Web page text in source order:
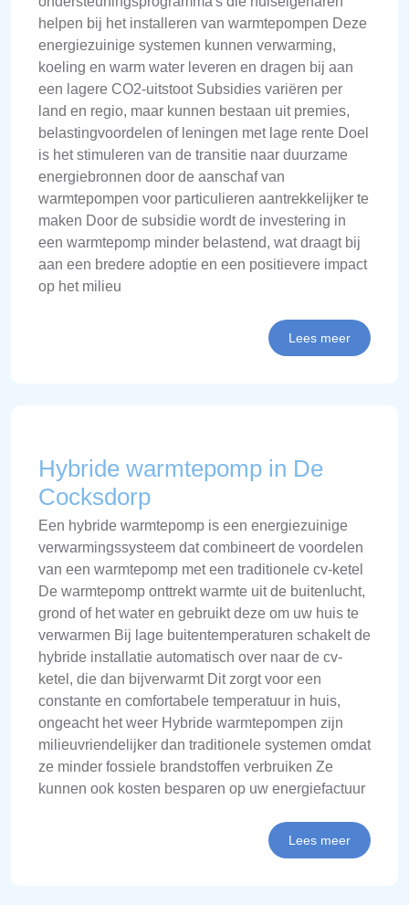
helpen bij het installeren van warmtepompen Deze
energiezuinige systemen kunnen verwarming,
koeling en warm water leveren en dragen bij aan
een lagere CO2-uitstoot Subsidies variëren per
land en regio, maar kunnen bestaan uit premies,
belastingvoordelen of leningen met lage rente Doel
is het stimuleren van de transitie naar duurzame
energiebronnen door de aanschaf van
warmtepompen voor particulieren aantrekkelijker te
maken Door de subsidie wordt de investering in
een warmtepomp minder belastend, wat draagt bij
aan een bredere adoptie en een positievere impact
op het milieu
Lees meer
Hybride warmtepomp in De
Cocksdorp
Een hybride warmtepomp is een energiezuinige
verwarmingssysteem dat combineert de voordelen
van een warmtepomp met een traditionele cv-ketel
De warmtepomp onttrekt warmte uit de buitenlucht,
grond of het water en gebruikt deze om uw huis te
verwarmen Bij lage buitentemperaturen schakelt de
hybride installatie automatisch over naar de cv-
ketel, die dan bijverwarmt Dit zorgt voor een
constante en comfortabele temperatuur in huis,
ongeacht het weer Hybride warmtepompen zijn
milieuvriendelijker dan traditionele systemen omdat
ze minder fossiele brandstoffen verbruiken Ze
kunnen ook kosten besparen op uw energiefactuur
Lees meer